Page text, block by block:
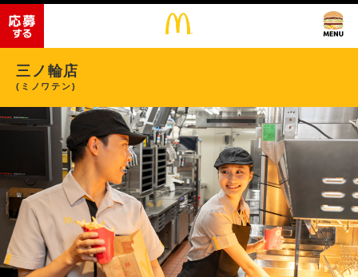
三ノ輪店
(ミノワテン)